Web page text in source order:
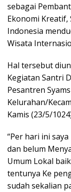
sebagai
Ekonomi Kreatif,
Indonesia
Wisata
Hal tersebut
Kegiatan Santri
Pesantren
Kelurahan/
Kamis (23/5/
“Per hari ini
dan belum
Umum Lokal
tentunya Ke
sudah sekalian